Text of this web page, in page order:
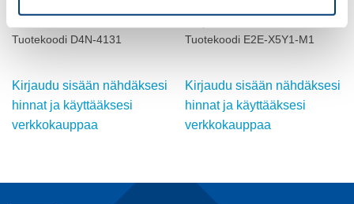
Tuotekoodi D4N-4131
Kirjaudu sisään nähdäksesi
hinnat ja käyttääksesi
verkkokauppaa
Tuotekoodi E2E-X5Y1-M1
Kirjaudu sisään nähdäksesi
hinnat ja käyttääksesi
verkkokauppaa